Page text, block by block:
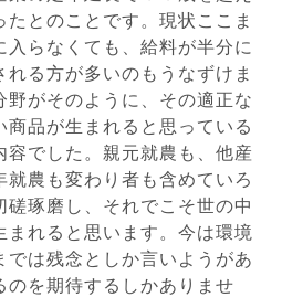
とのことです。現状ここま
らなくても、給料が半分に
る方が多いのもうなずけま
がそのように、その適正な
品が生まれると思っている
でした。親元就農も、他産
農も変わり者も含めていろ
琢磨し、それでこそ世の中
れると思います。今は環境
は残念としか言いようがあ
のを期待するしかありませ